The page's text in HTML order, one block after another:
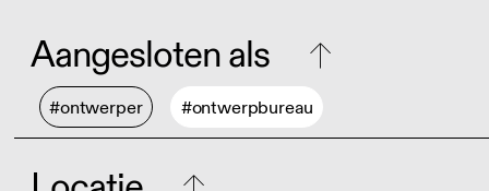
Aangesloten als
#ontwerper #ontwerpbureau